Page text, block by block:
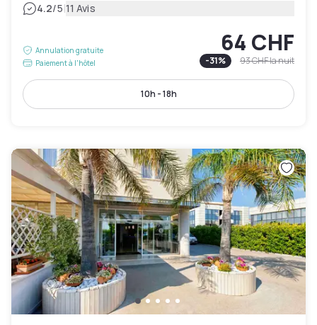
4.2/5|11 Avis
Annulation gratuite
Paiement à l'hôtel
64 CHF
-31% 93 CHFla nuit
10h - 18h